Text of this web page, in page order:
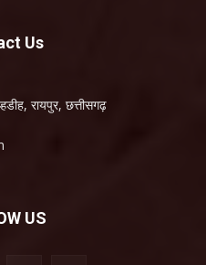
Us
रायपुर, छत्तीसगढ़
US